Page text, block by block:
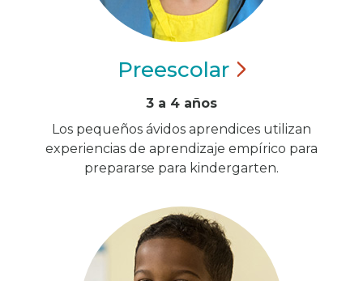
Preescolar
3 a 4 años
Los pequeños ávidos aprendices utilizan
experiencias de aprendizaje empírico para
prepararse para kindergarten.